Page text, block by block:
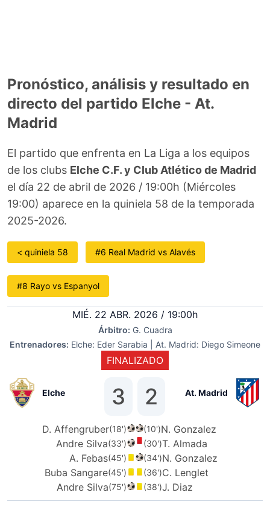
Pronóstico, análisis y resultado en
directo del partido Elche - At.
Madrid
El partido que enfrenta en La Liga a los equipos
de los clubs Elche C.F. y Club Atlético de Madrid
el día 22 de abril de 2026 / 19:00h (Miércoles
19:00) aparece en la quiniela 58 de la temporada
2025-2026.
< quiniela 58 #6 Real Madrid vs Alavés
#8 Rayo vs Espanyol
MIÉ. 22 ABR. 2026 / 19:00h
Árbitro: G. Cuadra
Entrenadores: Elche: Eder Sarabia | At. Madrid: Diego Simeone
FINALIZADO
Elche 3 2 At. Madrid
D. Affengruber(18')
Andre Silva(33')
A. Febas(45')
Buba Sangare(45')
Andre Silva(75')
(10')N. Gonzalez
(30')T. Almada
(34')N. Gonzalez
(36')C. Lenglet
(38')J. Diaz